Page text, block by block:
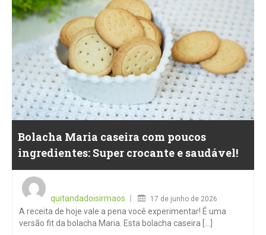
Bolacha Maria caseira com poucos
ingredientes: Super crocante e saudável!
quitandadoisirmaos
17 de junho de 2026
A receita de hoje vale a pena você experimentar! É uma
versão fit da bolacha Maria. Esta bolacha caseira [...]